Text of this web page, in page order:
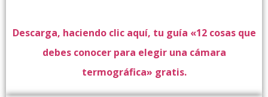
Descarga, haciendo clic aquí, tu guía «12 cosas que
debes conocer para elegir una cámara
termográfica» gratis.